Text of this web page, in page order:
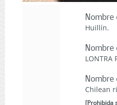
Nombre
Huillín.
LONTRA
Nombre
Chilean
[Prohibida